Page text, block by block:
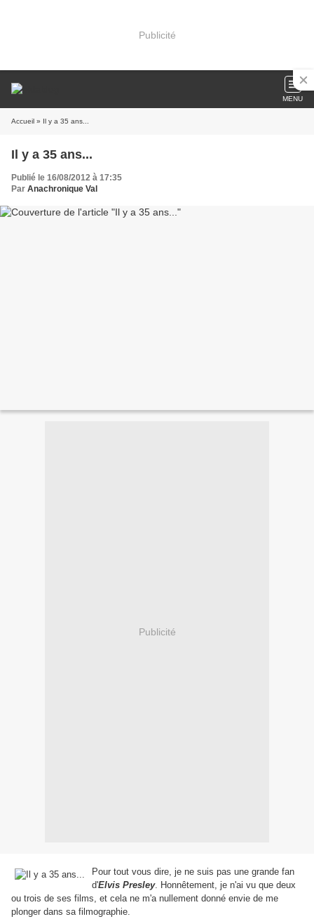
Publicité
MENU
Accueil » Il y a 35 ans...
Il y a 35 ans...
Publié le 16/08/2012 à 17:35
Par Anachronique Val
Publicité
Pour tout vous dire, je ne suis pas une grande fan
d'Elvis Presley. Honnêtement, je n'ai vu que deux
ou trois de ses films, et cela ne m'a nullement donné envie de me
plonger dans sa filmographie.